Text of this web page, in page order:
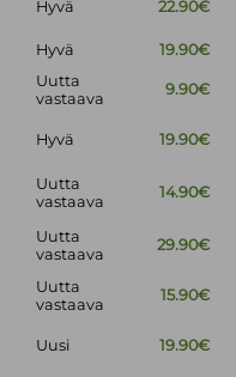
Hyvä 22.90€
Hyvä 19.90€
Uutta
vastaava
9.90€
Hyvä 19.90€
Uutta
vastaava
14.90€
Uutta
vastaava
29.90€
Uutta
vastaava
15.90€
Uusi 19.90€